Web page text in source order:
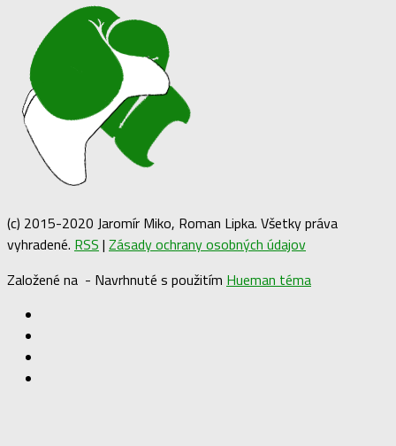
(c) 2015-2020 Jaromír Miko, Roman Lipka. Všetky práva
vyhradené. RSS | Zásady ochrany osobných údajov
Založené na - Navrhnuté s použitím Hueman téma